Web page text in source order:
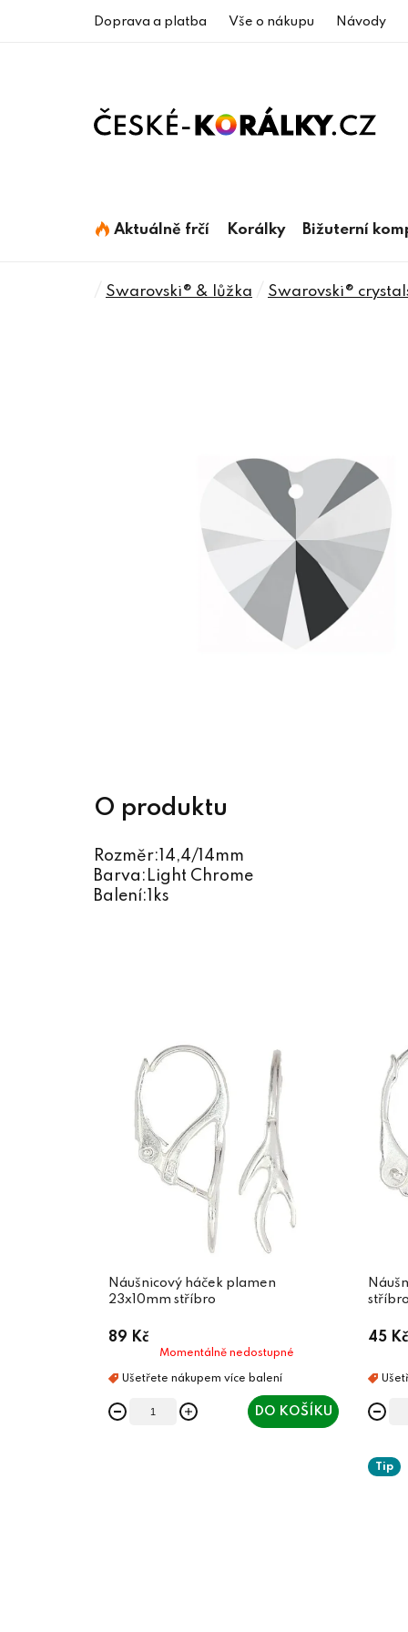
Doprava a platba Vše o nákupu Návody
Aktuálně frčí Korálky Bižuterní
Domů
Swarovski® & lůžka Swarovski®
Rozměr:14,4/14mm
Barva:Light Chrome
Balení:1ks
Náušnicový háček plamen
23x10mm stříbro
89 Kč
Momentálně nedostupné
DO KOŠÍKU
45 Kč
Tip